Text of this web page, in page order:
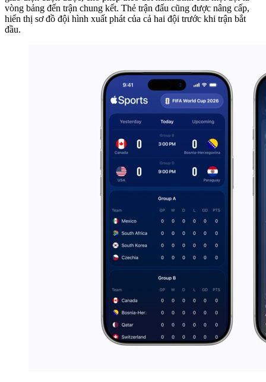
vòng bảng đến trận chung kết. Thẻ trận đấu cũng được nâng cấp,
hiển thị sơ đồ đội hình xuất phát của cả hai đội trước khi trận bắt
đầu.